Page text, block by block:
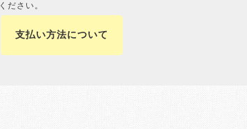
ください。
支払い方法について